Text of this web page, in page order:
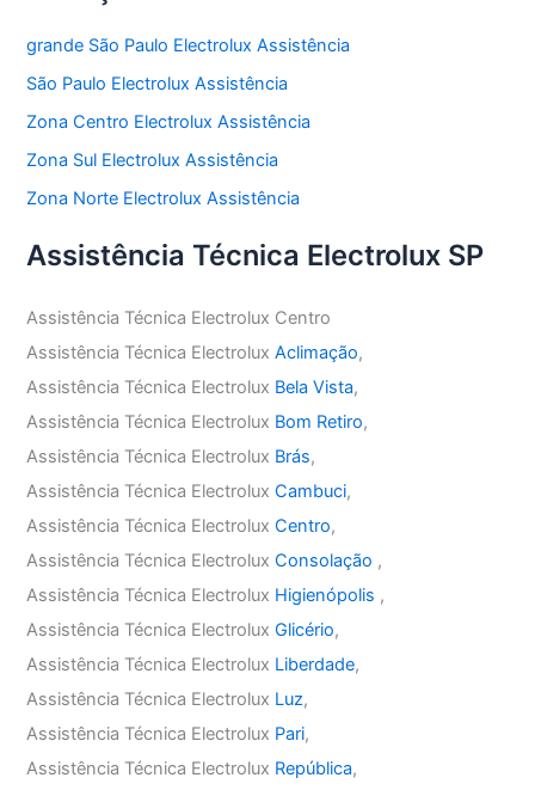
grande São Paulo Electrolux Assistência
São Paulo Electrolux Assistência
Zona Centro Electrolux Assistência
Zona Sul Electrolux Assistência
Zona Norte Electrolux Assistência
Assistência Técnica Electrolux SP
Assistência Técnica Electrolux Centro
Assistência Técnica ElectroluxAclimação,
Assistência Técnica Electrolux Bela Vista,
Assistência Técnica Electrolux Bom Retiro,
Assistência Técnica Electrolux Brás,
Assistência Técnica ElectroluxCambuci,
Assistência Técnica ElectroluxCentro,
Assistência Técnica ElectroluxConsolação ,
Assistência Técnica Electrolux Higienópolis ,
Assistência Técnica ElectroluxGlicério,
Assistência Técnica Electrolux Liberdade,
Assistência Técnica Electrolux Luz,
Assistência Técnica Electrolux Pari,
Assistência Técnica Electrolux República,